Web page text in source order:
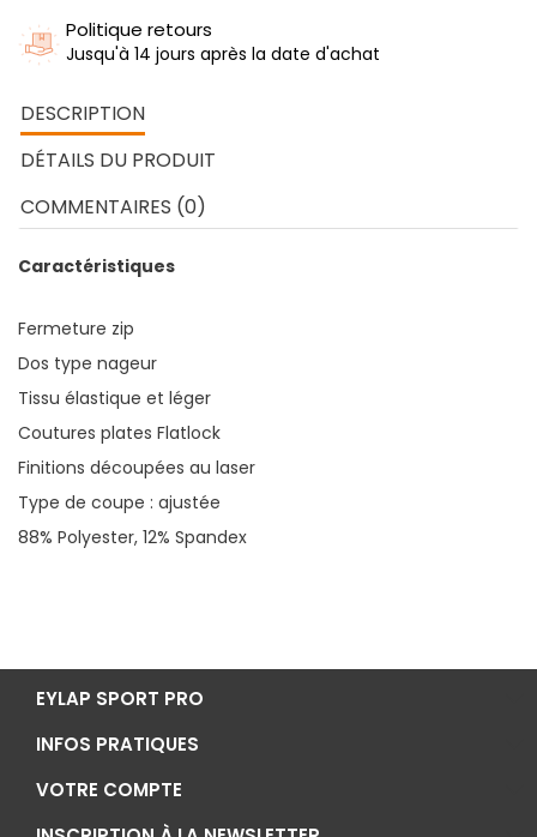
Politique retours
Jusqu'à 14 jours après la date d'achat
DESCRIPTION
DÉTAILS DU PRODUIT
COMMENTAIRES (0)
Caractéristiques
Fermeture zip
Dos type nageur
Tissu élastique et léger
Coutures plates Flatlock
Finitions découpées au laser
Type de coupe : ajustée
88% Polyester, 12% Spandex
EYLAP SPORT PRO
INFOS PRATIQUES
VOTRE COMPTE